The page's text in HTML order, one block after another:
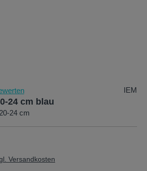
von 0 von 5 Sternen
IEM
24 cm blau
24 cm
Versandkosten